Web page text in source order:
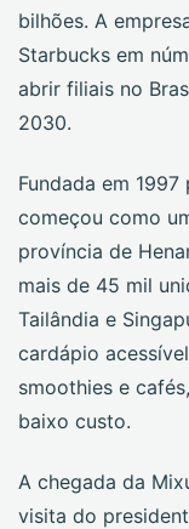
bilhões. A
Starbucks em
abrir filiais no
2030.
Fundada em
começou como
província de
mais de 45 mil
Tailândia e
cardápio
smoothies e
baixo custo.
A chegada da
visita do